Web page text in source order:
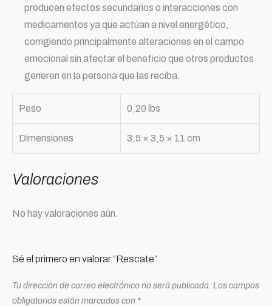
producen efectos secundarios o interacciones con
medicamentos ya que actúan a nivel energético,
corrigiendo principalmente alteraciones en el campo
emocional sin afectar el beneficio que otros productos
generen en la persona que las reciba.
Peso 0,20 lbs
Dimensiones 3,5 × 3,5 × 11 cm
Valoraciones
No hay valoraciones aún.
Sé el primero en valorar “Rescate”
Tu dirección de correo electrónico no será publicada. Los campos
obligatorios están marcados con *